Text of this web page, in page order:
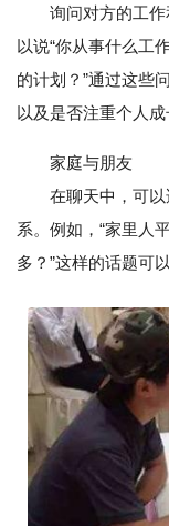
询问对方的工作
以说“你从事什么工
的计划？”通过这些
以及是否注重个人成
家庭与朋友
在聊天中，可以
系。例如，“家里人
多？”这样的话题可